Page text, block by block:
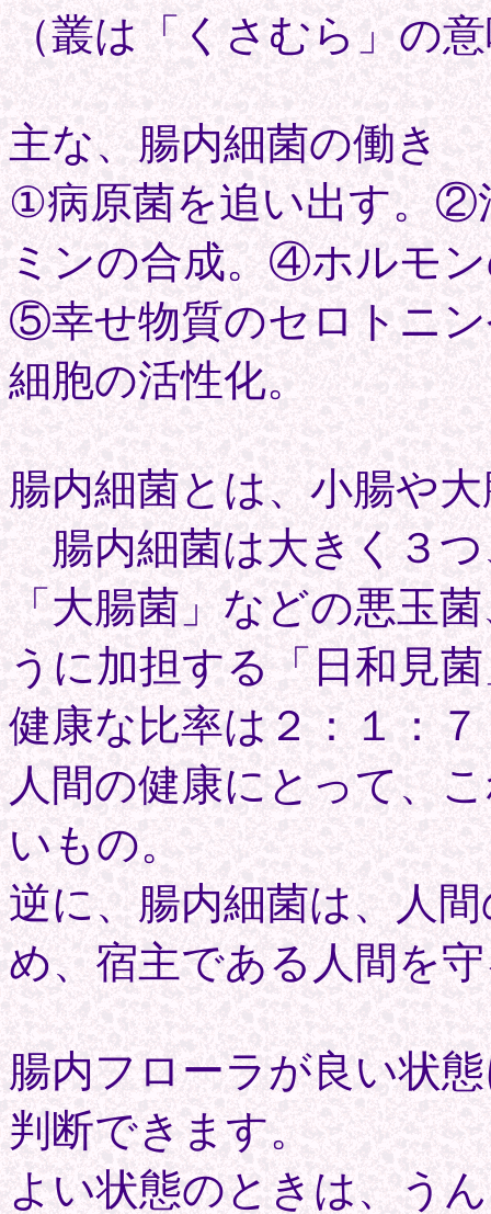
（叢は「くさむら」の
主な、腸内細菌の働き
①病原菌を追い出す。②
ミンの合成。④ホルモ
⑤幸せ物質のセロトニ
細胞の活性化。
腸内細菌とは、小腸や
腸内細菌は大きく３つ
「大腸菌」などの悪玉
うに加担する「日和見
健康な比率は２：１：
人間の健康にとって、
いもの。
逆に、腸内細菌は、人
め、宿主である人間を
腸内フローラが良い状
判断できます。
よい状態のときは、う